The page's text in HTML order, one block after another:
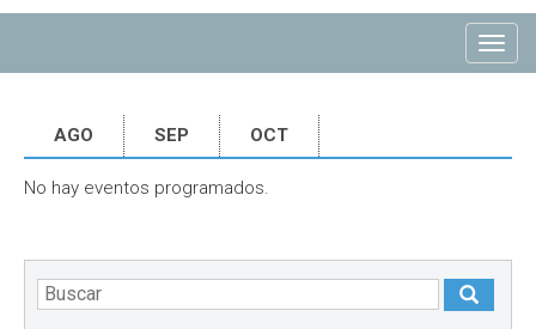
AGO SEP OCT
No hay eventos programados.